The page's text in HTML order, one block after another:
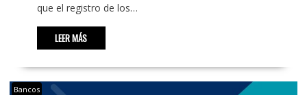
que el registro de los…
LEER MÁS
Bancos